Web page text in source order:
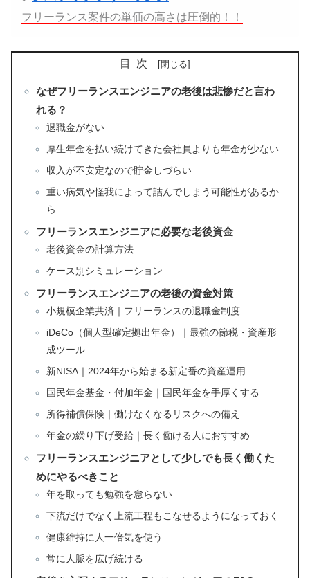
フリーランス案件の単価の高さは圧倒的！！
目次
なぜフリーランスエンジニアの老後は悲惨だと言わ
れる？
退職金がない
厚生年金を払い続けてきた会社員よりも年金が少ない
収入が不安定なので貯金しづらい
重い病気や怪我によって詰んでしまう可能性があるか
ら
フリーランスエンジニアに必要な老後資金
老後資金の計算方法
ケース別シミュレーション
フリーランスエンジニアの老後の資金対策
小規模企業共済｜フリーランスの退職金制度
iDeCo（個人型確定拠出年金）｜最強の節税・資産形
成ツール
新NISA｜2024年から始まる新定番の資産運用
国民年金基金・付加年金｜国民年金を手厚くする
所得補償保険｜働けなくなるリスクへの備え
年金の繰り下げ受給｜長く働ける人におすすめ
フリーランスエンジニアとして少しでも長く働くた
めにやるべきこと
年を取っても勉強を怠らない
下流だけでなく上流工程もこなせるようになっておく
健康維持に人一倍気を使う
常に人脈を広げ続ける